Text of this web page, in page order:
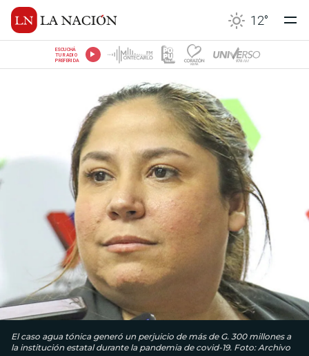
12°
ESCUCHÁ
TU RADIO
PREFERIDA
El caso agua tónica generó un perjuicio de más de G. 300 millones a
la institución estatal durante la pandemia de covid-19. Foto: Archivo